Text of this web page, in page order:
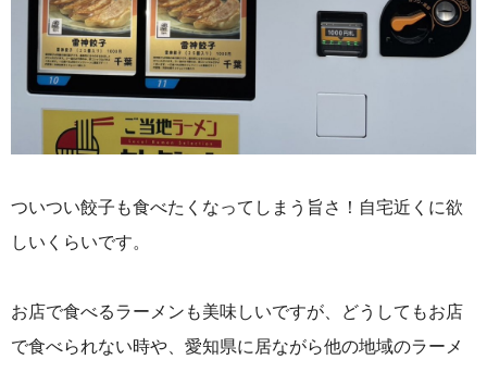
ついつい餃子も食べたくなってしまう旨さ！自宅近くに欲
しいくらいです。
お店で食べるラーメンも美味しいですが、どうしてもお店
で食べられない時や、愛知県に居ながら他の地域のラーメ